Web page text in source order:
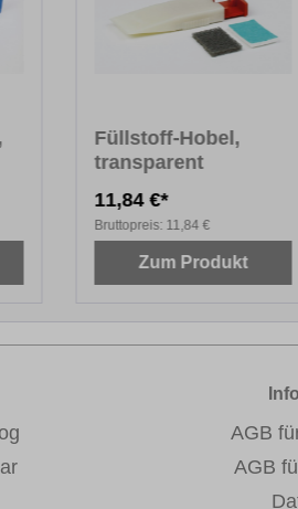
Füllstoff-Hobel,
transparent
11,84 €*
Bruttopreis: 11,84 €
Zum Produkt
AGB
AGB